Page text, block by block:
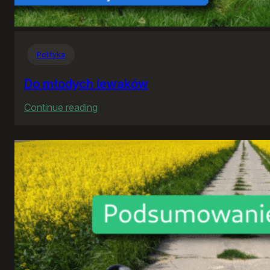
Polityka
Do młodych lewaków
Continue reading
młodych
lewaków